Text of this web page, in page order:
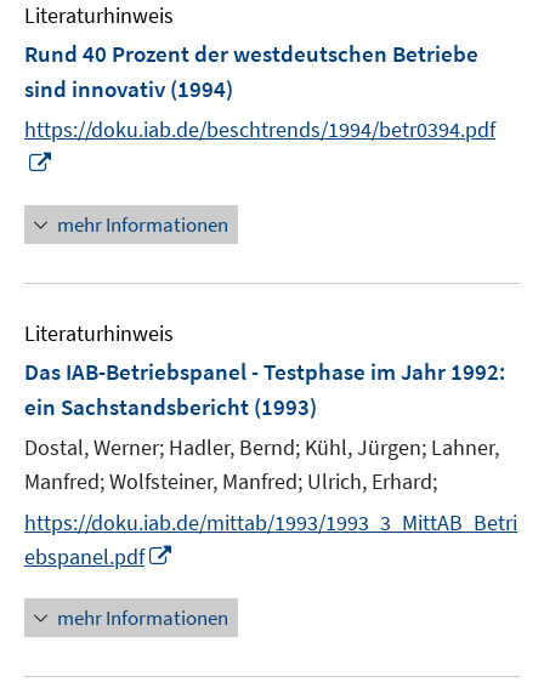
n
e
n
m
F
e
n
s
r
ö
f
n
e
n
Literaturhinweis
Rund 40 Prozent der westdeutschen Betriebe
sind innovativ (1994)
https://doku.iab.de/beschtrends/1994/betr0394.pdf
n
e
u
m
F
n
s
t
r
ö
f
e
mehr Informationen
Literaturhinweis
Das IAB-Betriebspanel - Testphase im Jahr 1992:
ein Sachstandsbericht (1993)
Dostal, Werner; Hadler, Bernd; Kühl, Jürgen; Lahner,
Manfred;Wolfsteiner, Manfred; Ulrich, Erhard;
https://doku.iab.de/mittab/1993/1993_3_MittAB_Betri
ebspanel.pdf
n
e
u
mehr Informationen